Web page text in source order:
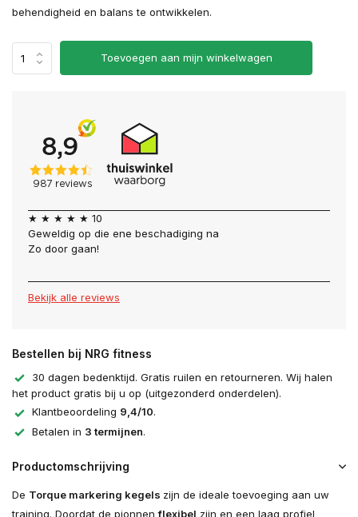
behendigheid en balans te ontwikkelen.
Toevoegen aan mijn winkelwagen
★ ★ ★ ★ ★ 10
Geweldig op die ene beschadiging na
Zo door gaan!
Bekijk alle reviews
Bestellen bij NRG fitness
30 dagen bedenktijd. Gratis ruilen en retourneren. Wij halen
het product gratis bij u op (uitgezonderd onderdelen).
Klantbeoordeling 9,4/10.
Betalen in 3 termijnen.
Productomschrijving
De Torque markering kegels zijn de ideale toevoeging aan uw
training. Doordat de pionnenflexibel zijn en een laag profiel